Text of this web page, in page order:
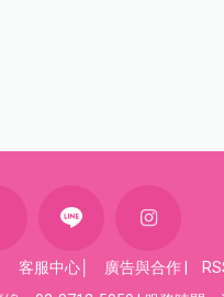
客服中心 廣告與合作